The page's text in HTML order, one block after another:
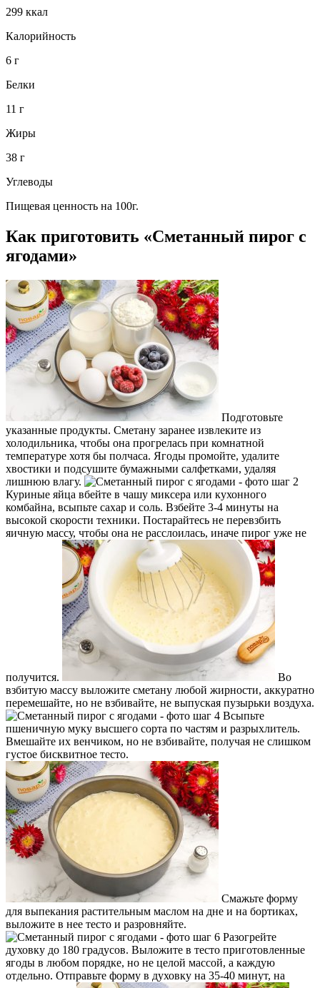
299 ккал
Калорийность
6 г
Белки
11 г
Жиры
38 г
Углеводы
Пищевая ценность на 100г.
Как приготовить «Сметанный пирог с
ягодами»
Подготовьте
указанные продукты. Сметану заранее извлеките из
холодильника, чтобы она прогрелась при комнатной
температуре хотя бы полчаса. Ягоды промойте, удалите
хвостики и подсушите бумажными салфетками, удаляя
лишнюю влагу.
Куриные яйца вбейте в чашу миксера или кухонного
комбайна, всыпьте сахар и соль. Взбейте 3-4 минуты на
высокой скорости техники. Постарайтесь не перевзбить
яичную массу, чтобы она не расслоилась, иначе пирог уже не
получится.
Во
взбитую массу выложите сметану любой жирности, аккуратно
перемешайте, но не взбивайте, не выпуская пузырьки воздуха.
Всыпьте
пшеничную муку высшего сорта по частям и разрыхлитель.
Вмешайте их венчиком, но не взбивайте, получая не слишком
густое бисквитное тесто.
Смажьте форму
для выпекания растительным маслом на дне и на бортиках,
выложите в нее тесто и разровняйте.
Разогрейте
духовку до 180 градусов. Выложите в тесто приготовленные
ягоды в любом порядке, но не целой массой, а каждую
отдельно. Отправьте форму в духовку на 35-40 минут, на